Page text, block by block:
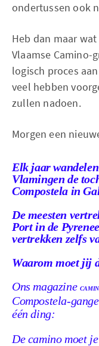
ondertussen ook
Heb dan maar
Vlaamse Camino-
logisch proces
veel hebben
zullen nadoen.
Morgen een
Elk jaar
Vlamingen de
Compostela in
De meesten
Port in de
vertrekken zelfs
Waarom moet jij
Ons magazine
Compostela-
één ding:
De camino moet